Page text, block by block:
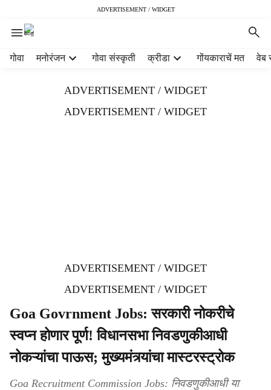
ADVERTISEMENT / WIDGET
गोवा मनोरंजन गोवा संस्कृती क्रीडा गोंयकाराचें मत वेब
ADVERTISEMENT / WIDGET
ADVERTISEMENT / WIDGET
ADVERTISEMENT / WIDGET
ADVERTISEMENT / WIDGET
Goa Govrnment Jobs: सरकारी नोकरीचे
स्वप्न होणार पूर्ण! विधानसभा निवडणुकीआधी
नोकऱ्यांचा पाऊस; मुख्यमंत्र्यांचा मास्टरस्ट्रोक
Goa Recruitment Commission Jobs: निवडणुकीआधी या